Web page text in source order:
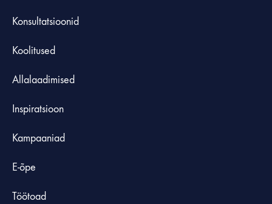
Konsultatsioonid
Koolitused
Allalaadimised
Inspiratsioon
Kampaaniad
E-õpe
Töötoad